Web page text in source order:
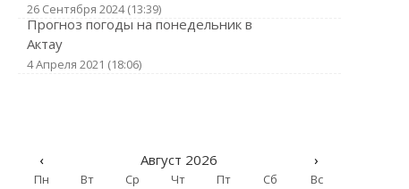
26 Сентября 2024 (13:39)
Прогноз погоды на понедельник в
Актау
4 Апреля 2021 (18:06)
‹ Август 2026 ›
Пн Вт Ср Чт Пт Сб Вс